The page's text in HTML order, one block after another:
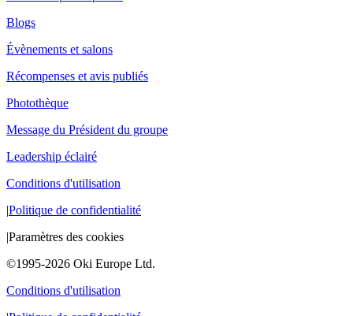
Blogs
Évènements et salons
Récompenses et avis publiés
Photothèque
Message du Président du groupe
Leadership éclairé
Conditions d'utilisation
|Politique de confidentialité
|Paramètres des cookies
©1995-2026 Oki Europe Ltd.
Conditions d'utilisation